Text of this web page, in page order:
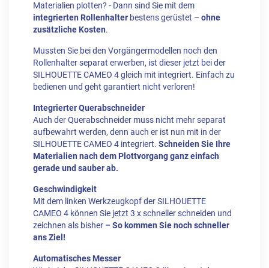
Materialien plotten? - Dann sind Sie mit dem
integrierten Rollenhalter bestens gerüstet – ohne
zusätzliche Kosten.
Mussten Sie bei den Vorgängermodellen noch den
Rollenhalter separat erwerben, ist dieser jetzt bei der
SILHOUETTE CAMEO 4 gleich mit integriert. Einfach zu
bedienen und geht garantiert nicht verloren!
Integrierter Querabschneider
Auch der Querabschneider muss nicht mehr separat
aufbewahrt werden, denn auch er ist nun mit in der
SILHOUETTE CAMEO 4 integriert. Schneiden Sie Ihre
Materialien nach dem Plottvorgang ganz einfach
gerade und sauber ab.
Geschwindigkeit
Mit dem linken Werkzeugkopf der SILHOUETTE
CAMEO 4 können Sie jetzt 3 x schneller schneiden und
zeichnen als bisher – So kommen Sie noch schneller
ans Ziel!
Automatisches Messer